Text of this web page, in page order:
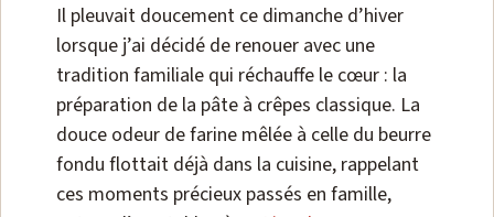
Il pleuvait doucement ce dimanche d’hiver
lorsque j’ai décidé de renouer avec une
tradition familiale qui réchauffe le cœur : la
préparation de la pâte à crêpes classique. La
douce odeur de farine mêlée à celle du beurre
fondu flottait déjà dans la cuisine, rappelant
ces moments précieux passés en famille,